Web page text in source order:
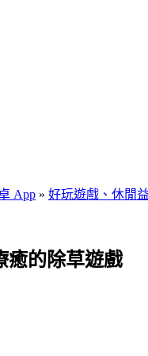
App » 好玩遊戲、休閒
癒的除草遊戲